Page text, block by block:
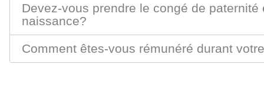
Devez-vous prendre le congé de
naissance?
Comment êtes-vous rémunéré durant